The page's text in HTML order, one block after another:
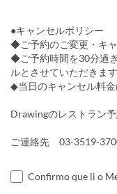
●キャンセルポリシー
◆ご予約のご変更・キ
◆ご予約時間を30分過
ルとさせていただきます
◆当日のキャンセル料金
Drawingのレストラン
ご連絡先 03-3519-
Confirmo que li o